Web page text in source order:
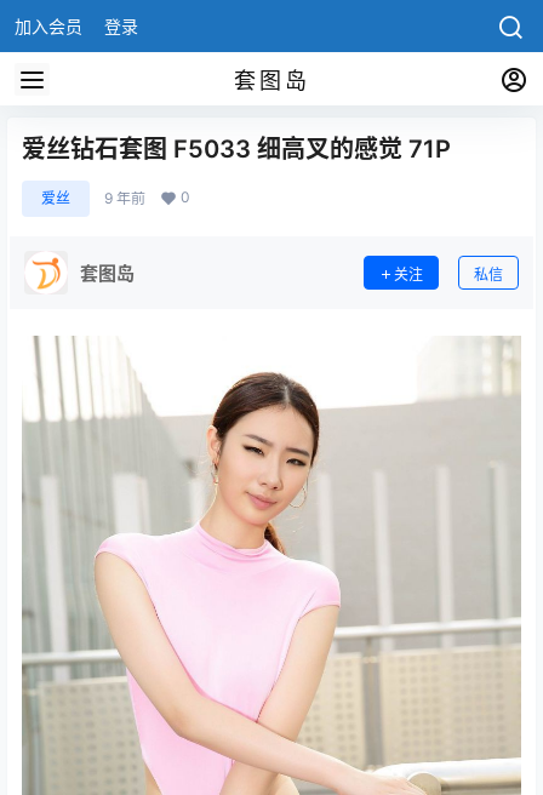
加入会员 登录
套图岛
爱丝钻石套图 F5033 细高叉的感觉 71P
爱丝 9 年前 0
套图岛 关注 私信